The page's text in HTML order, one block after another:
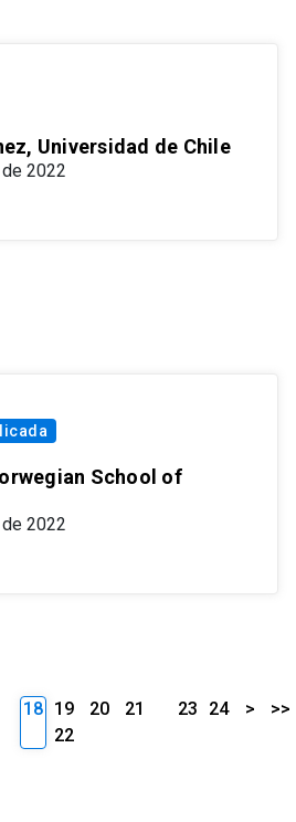
Universidad de Chile
2022
School of
2022
18 19 20
21
22
23 24 > >>